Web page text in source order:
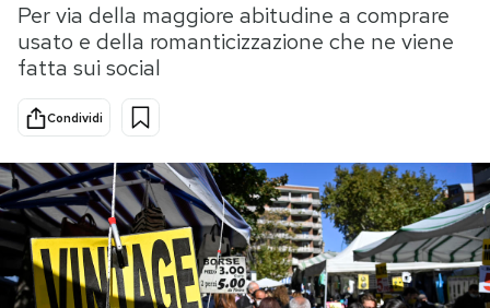
Tecnologia
Internet
Scienza
Cultura
Economia
Sport
Storie/Idee
Ok Boomer!
Mondiali calcio 2026
PODCAST
Per via della maggiore abitudine a comprare
usato e della romanticizzazione che ne viene
fatta sui social
Condividi